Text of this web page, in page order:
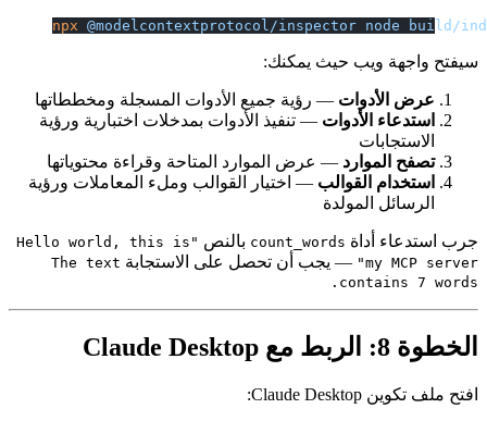
npx @modelcontextprotocol/inspector node build/
سيفتح واجهة ويب حيث يمكنك:
عرض الأدوات— رؤية جميع الأدوات المسجلة ومخططاتها
استدعاء الأدوات— تنفيذ الأدوات بمدخلات اختبارية ورؤية
الاستجابات
تصفح الموارد — عرض الموارد المتاحة وقراءة محتوياتها
استخدام القوالب— اختيار القوالب وملء المعاملات ورؤية
الرسائل المولدة
جرب استدعاء أداةcount_wordsبالنص
"Hello world, this is
my MCP server"
— يجب أن تحصل على الاستجابةThe text
contains 7 words.
الخطوة 8: الربط مع Claude Desktop
افتح ملف تكوين Claude Desktop: